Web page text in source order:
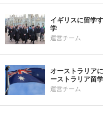
イギリスに留学
学
運営チーム
オーストラリア
ーストラリア留学
運営チーム